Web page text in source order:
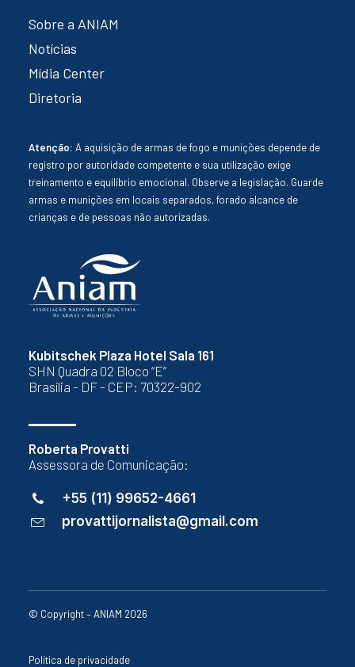
Kubitschek Plaza Hotel Sala 161
SHN Quadra 02 Bloco “E”
Brasília - DF - CEP: 70322-902
Roberta Provatti
Assessora de Comunicação:
+55 (11) 99652-4661
provattijornalista@gmail.com
Sobre a ANIAM
Notícias
Mídia Center
Diretoria
Atenção: A aquisição de armas de fogo e munições depende de
registro por autoridade competente e sua utilização exige
treinamento e equilíbrio emocional. Observe a legislação. Guarde
armas e munições em locais separados, forado alcance de
crianças e de pessoas não autorizadas.
© Copyright – ANIAM 2026
Política de privacidade